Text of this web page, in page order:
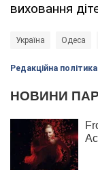
виховання
Україна Одеса
Редакційна політика